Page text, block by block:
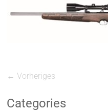
← Vorheriges
Categories